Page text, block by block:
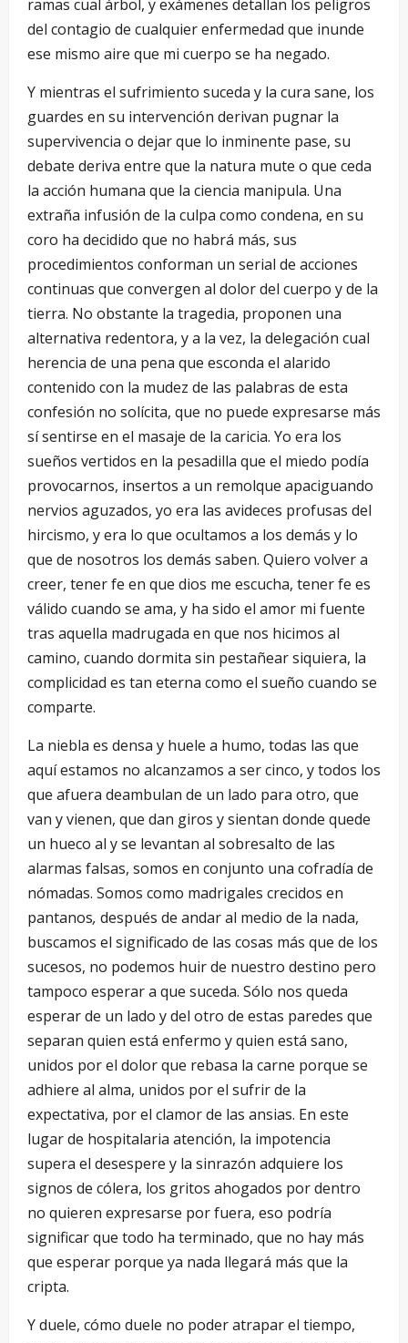
ramas cual árbol, y exámenes detallan los peligros
del contagio de cualquier enfermedad que inunde
ese mismo aire que mi cuerpo se ha negado.
Y mientras el sufrimiento suceda y la cura sane, los
guardes en su intervención derivan pugnar la
supervivencia o dejar que lo inminente pase, su
debate deriva entre que la natura mute o que ceda
la acción humana que la ciencia manipula. Una
extraña infusión de la culpa como condena, en su
coro ha decidido que no habrá más, sus
procedimientos conforman un serial de acciones
continuas que convergen al dolor del cuerpo y de la
tierra. No obstante la tragedia, proponen una
alternativa redentora, y a la vez, la delegación cual
herencia de una pena que esconda el alarido
contenido con la mudez de las palabras de esta
confesión no solícita, que no puede expresarse más
sí sentirse en el masaje de la caricia. Yo era los
sueños vertidos en la pesadilla que el miedo podía
provocarnos, insertos a un remolque apaciguando
nervios aguzados, yo era las avideces profusas del
hircismo, y era lo que ocultamos a los demás y lo
que de nosotros los demás saben. Quiero volver a
creer, tener fe en que dios me escucha, tener fe es
válido cuando se ama, y ha sido el amor mi fuente
tras aquella madrugada en que nos hicimos al
camino, cuando dormita sin pestañear siquiera, la
complicidad es tan eterna como el sueño cuando se
comparte.
La niebla es densa y huele a humo, todas las que
aquí estamos no alcanzamos a ser cinco, y todos los
que afuera deambulan de un lado para otro, que
van y vienen, que dan giros y sientan donde quede
un hueco al y se levantan al sobresalto de las
alarmas falsas, somos en conjunto una cofradía de
nómadas. Somos como madrigales crecidos en
pantanos, después de andar al medio de la nada,
buscamos el significado de las cosas más que de los
sucesos, no podemos huir de nuestro destino pero
tampoco esperar a que suceda. Sólo nos queda
esperar de un lado y del otro de estas paredes que
separan quien está enfermo y quien está sano,
unidos por el dolor que rebasa la carne porque se
adhiere al alma, unidos por el sufrir de la
expectativa, por el clamor de las ansias. En este
lugar de hospitalaria atención, la impotencia
supera el desespere y la sinrazón adquiere los
signos de cólera, los gritos ahogados por dentro
no quieren expresarse por fuera, eso podría
significar que todo ha terminado, que no hay más
que esperar porque ya nada llegará más que la
cripta.
Y duele, cómo duele no poder atrapar el tiempo,